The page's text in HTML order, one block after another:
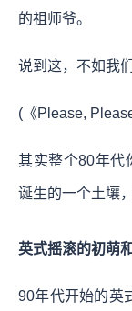
的祖师爷。
说到这，不如我
(《Please,
其实整个80年代
诞生的一个土壤
英式摇滚的初萌
90年代开始的英